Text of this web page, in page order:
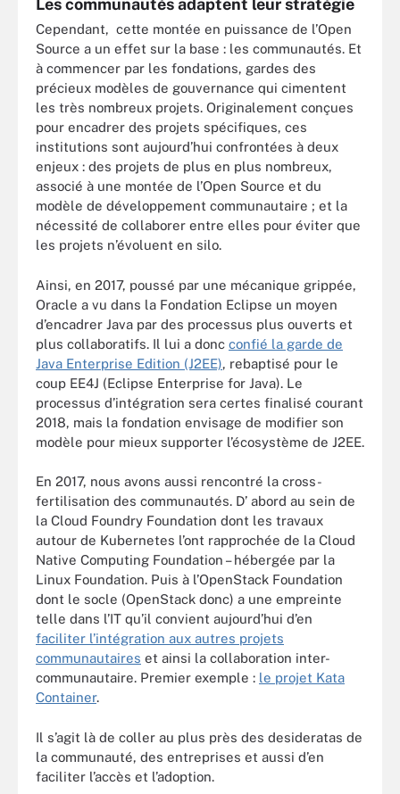
Les communautés adaptent leur stratégie
Cependant, cette montée en puissance de l’Open
Source a un effet sur la base : les communautés. Et
à commencer par les fondations, gardes des
précieux modèles de gouvernance qui cimentent
les très nombreux projets. Originalement conçues
pour encadrer des projets spécifiques, ces
institutions sont aujourd’hui confrontées à deux
enjeux : des projets de plus en plus nombreux,
associé à une montée de l’Open Source et du
modèle de développement communautaire ; et la
nécessité de collaborer entre elles pour éviter que
les projets n’évoluent en silo.
Ainsi, en 2017, poussé par une mécanique grippée,
Oracle a vu dans la Fondation Eclipse un moyen
d’encadrer Java par des processus plus ouverts et
plus collaboratifs. Il lui a donc confié la garde de
Java Enterprise Edition (J2EE), rebaptisé pour le
coup EE4J (Eclipse Enterprise for Java). Le
processus d’intégration sera certes finalisé courant
2018, mais la fondation envisage de modifier son
modèle pour mieux supporter l’écosystème de J2EE.
En 2017, nous avons aussi rencontré la cross-
fertilisation des communautés. D’ abord au sein de
la Cloud Foundry Foundation dont les travaux
autour de Kubernetes l’ont rapprochée de la Cloud
Native Computing Foundation – hébergée par la
Linux Foundation. Puis à l’OpenStack Foundation
dont le socle (OpenStack donc) a une empreinte
telle dans l’IT qu’il convient aujourd’hui d’en
faciliter l’intégration aux autres projets
communautaires et ainsi la collaboration inter-
communautaire. Premier exemple : le projet Kata
Container.
Il s’agit là de coller au plus près des desideratas de
la communauté, des entreprises et aussi d’en
faciliter l’accès et l’adoption.